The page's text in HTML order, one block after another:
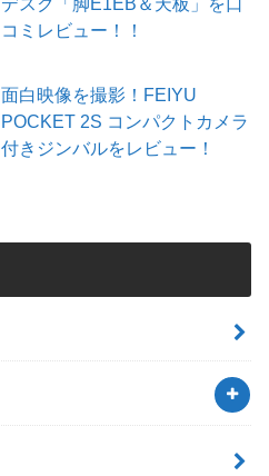
コミレビュー！！
面白映像を撮影！FEIYU
POCKET 2S コンパクトカメラ
付きジンバルをレビュー！